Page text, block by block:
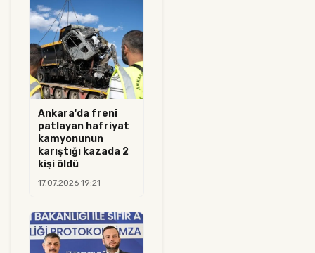
Ankara'da freni
patlayan hafriyat
kamyonunun
karıştığı kazada 2
kişi öldü
17.07.2026 19:21